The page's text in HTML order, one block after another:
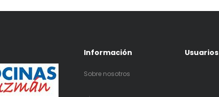
Información
Sobre nosotros
.
Usuarios